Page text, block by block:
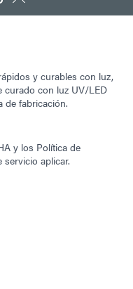
y curables con luz,
curado con luz UV/LED
de fabricación.
y los Política de
servicio aplicar.